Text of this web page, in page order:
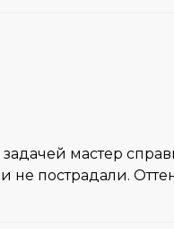
мастер
пострадали.